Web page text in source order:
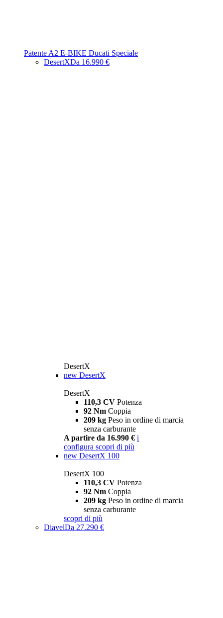
Patente A2 E-BIKE Ducati Speciale
DesertXDa 16.990 €
DesertX
new DesertX
DesertX
110,3 CV Potenza
92 Nm Coppia
209 kg Peso in ordine di marcia
senza carburante
A partire da 16.990 € i
configura scopri di più
new DesertX 100
DesertX 100
110,3 CV Potenza
92 Nm Coppia
209 kg Peso in ordine di marcia
senza carburante
scopri di più
DiavelDa 27.290 €